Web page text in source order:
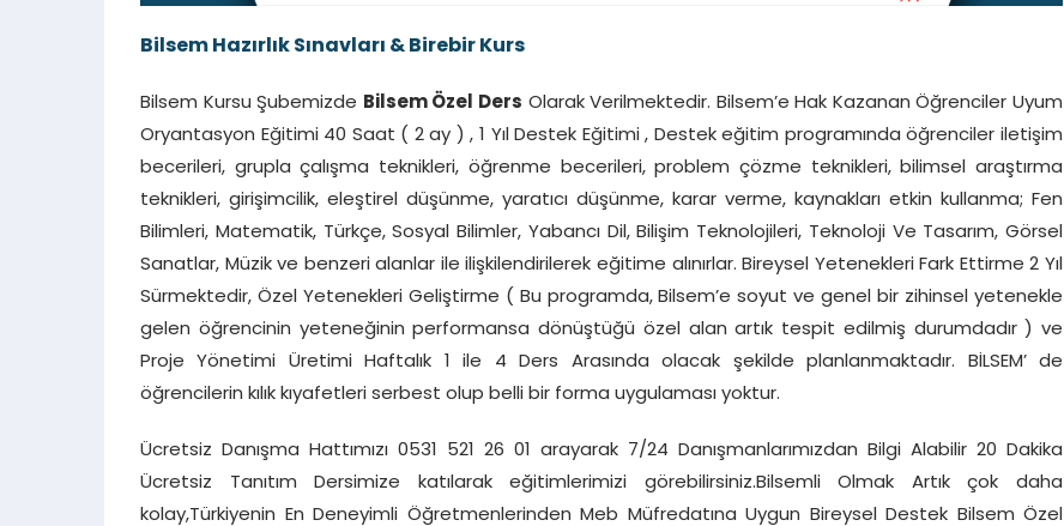
Bilsem Hazırlık Sınavları & Birebir Kurs
Bilsem Kursu Şubemizde Bilsem Özel Ders Olarak Verilmektedir. Bilsem’e Hak Kazanan Öğrenciler Uyum
Oryantasyon Eğitimi 40 Saat ( 2 ay ) , 1 Yıl Destek Eğitimi , Destek eğitim programında öğrenciler iletişim
becerileri, grupla çalışma teknikleri, öğrenme becerileri, problem çözme teknikleri, bilimsel araştırma
teknikleri, girişimcilik, eleştirel düşünme, yaratıcı düşünme, karar verme, kaynakları etkin kullanma; Fen
Bilimleri, Matematik, Türkçe, Sosyal Bilimler, Yabancı Dil, Bilişim Teknolojileri, Teknoloji Ve Tasarım, Görsel
Sanatlar, Müzik ve benzeri alanlar ile ilişkilendirilerek eğitime alınırlar. Bireysel Yetenekleri Fark Ettirme 2 Yıl
Sürmektedir, Özel Yetenekleri Geliştirme ( Bu programda, Bilsem’e soyut ve genel bir zihinsel yetenekle
gelen öğrencinin yeteneğinin performansa dönüştüğü özel alan artık tespit edilmiş durumdadır ) ve
Proje Yönetimi Üretimi Haftalık 1 ile 4 Ders Arasında olacak şekilde planlanmaktadır. BİLSEM’ de
öğrencilerin kılık kıyafetleri serbest olup belli bir forma uygulaması yoktur.
Ücretsiz Danışma Hattımızı 0531 521 26 01 arayarak 7/24 Danışmanlarımızdan Bilgi Alabilir 20 Dakika
Ücretsiz Tanıtım Dersimize katılarak eğitimlerimizi görebilirsiniz.Bilsemli Olmak Artık çok daha
kolay,Türkiyenin En Deneyimli Öğretmenlerinden Meb Müfredatına Uygun Bireysel Destek Bilsem Özel